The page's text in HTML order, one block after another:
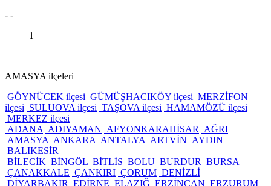
- -
1
AMASYA ilçeleri
GÖYNÜCEK ilçesi GÜMÜŞHACIKÖY ilçesi MERZİFON
ilçesi SULUOVA ilçesi TAŞOVA ilçesi HAMAMÖZÜ ilçesi
MERKEZ ilçesi
ADANA ADIYAMAN AFYONKARAHİSAR
AĞRI
AMASYA ANKARA ANTALYA ARTVİN AYDIN
BALIKESİR
BİLECİK BİNGÖL BİTLİS BOLU BURDUR BURSA
ÇANAKKALE ÇANKIRI ÇORUM DENİZLİ
DİYARBAKIR EDİRNE ELAZIĞ ERZİNCAN ERZURUM